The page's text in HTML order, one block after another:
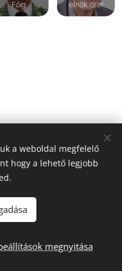
Főig.
elnök , CEDT
feltételek
Sütik
a weboldal megfelelő
hogy a lehető legjobb
megnyitása